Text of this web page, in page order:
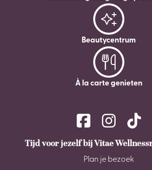
Beautycentrum
À la carte genieten
Tijd voor jezelf bij Vitae
Plan je bezoek